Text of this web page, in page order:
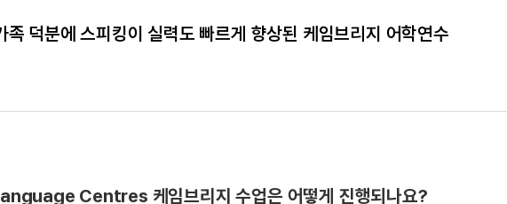
족 덕분에 스피킹이 실력도 빠르게 향상된 케임브리지 어학연수
Centres 케임브리지 수업은 어떻게 진행되나요?